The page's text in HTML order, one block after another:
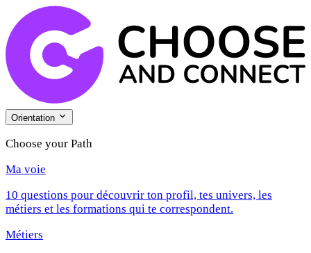
Orientation
Choose your Path
Ma voie
10 questions pour découvrir ton profil, tes univers, les
métiers et les formations qui te correspondent.
Métiers